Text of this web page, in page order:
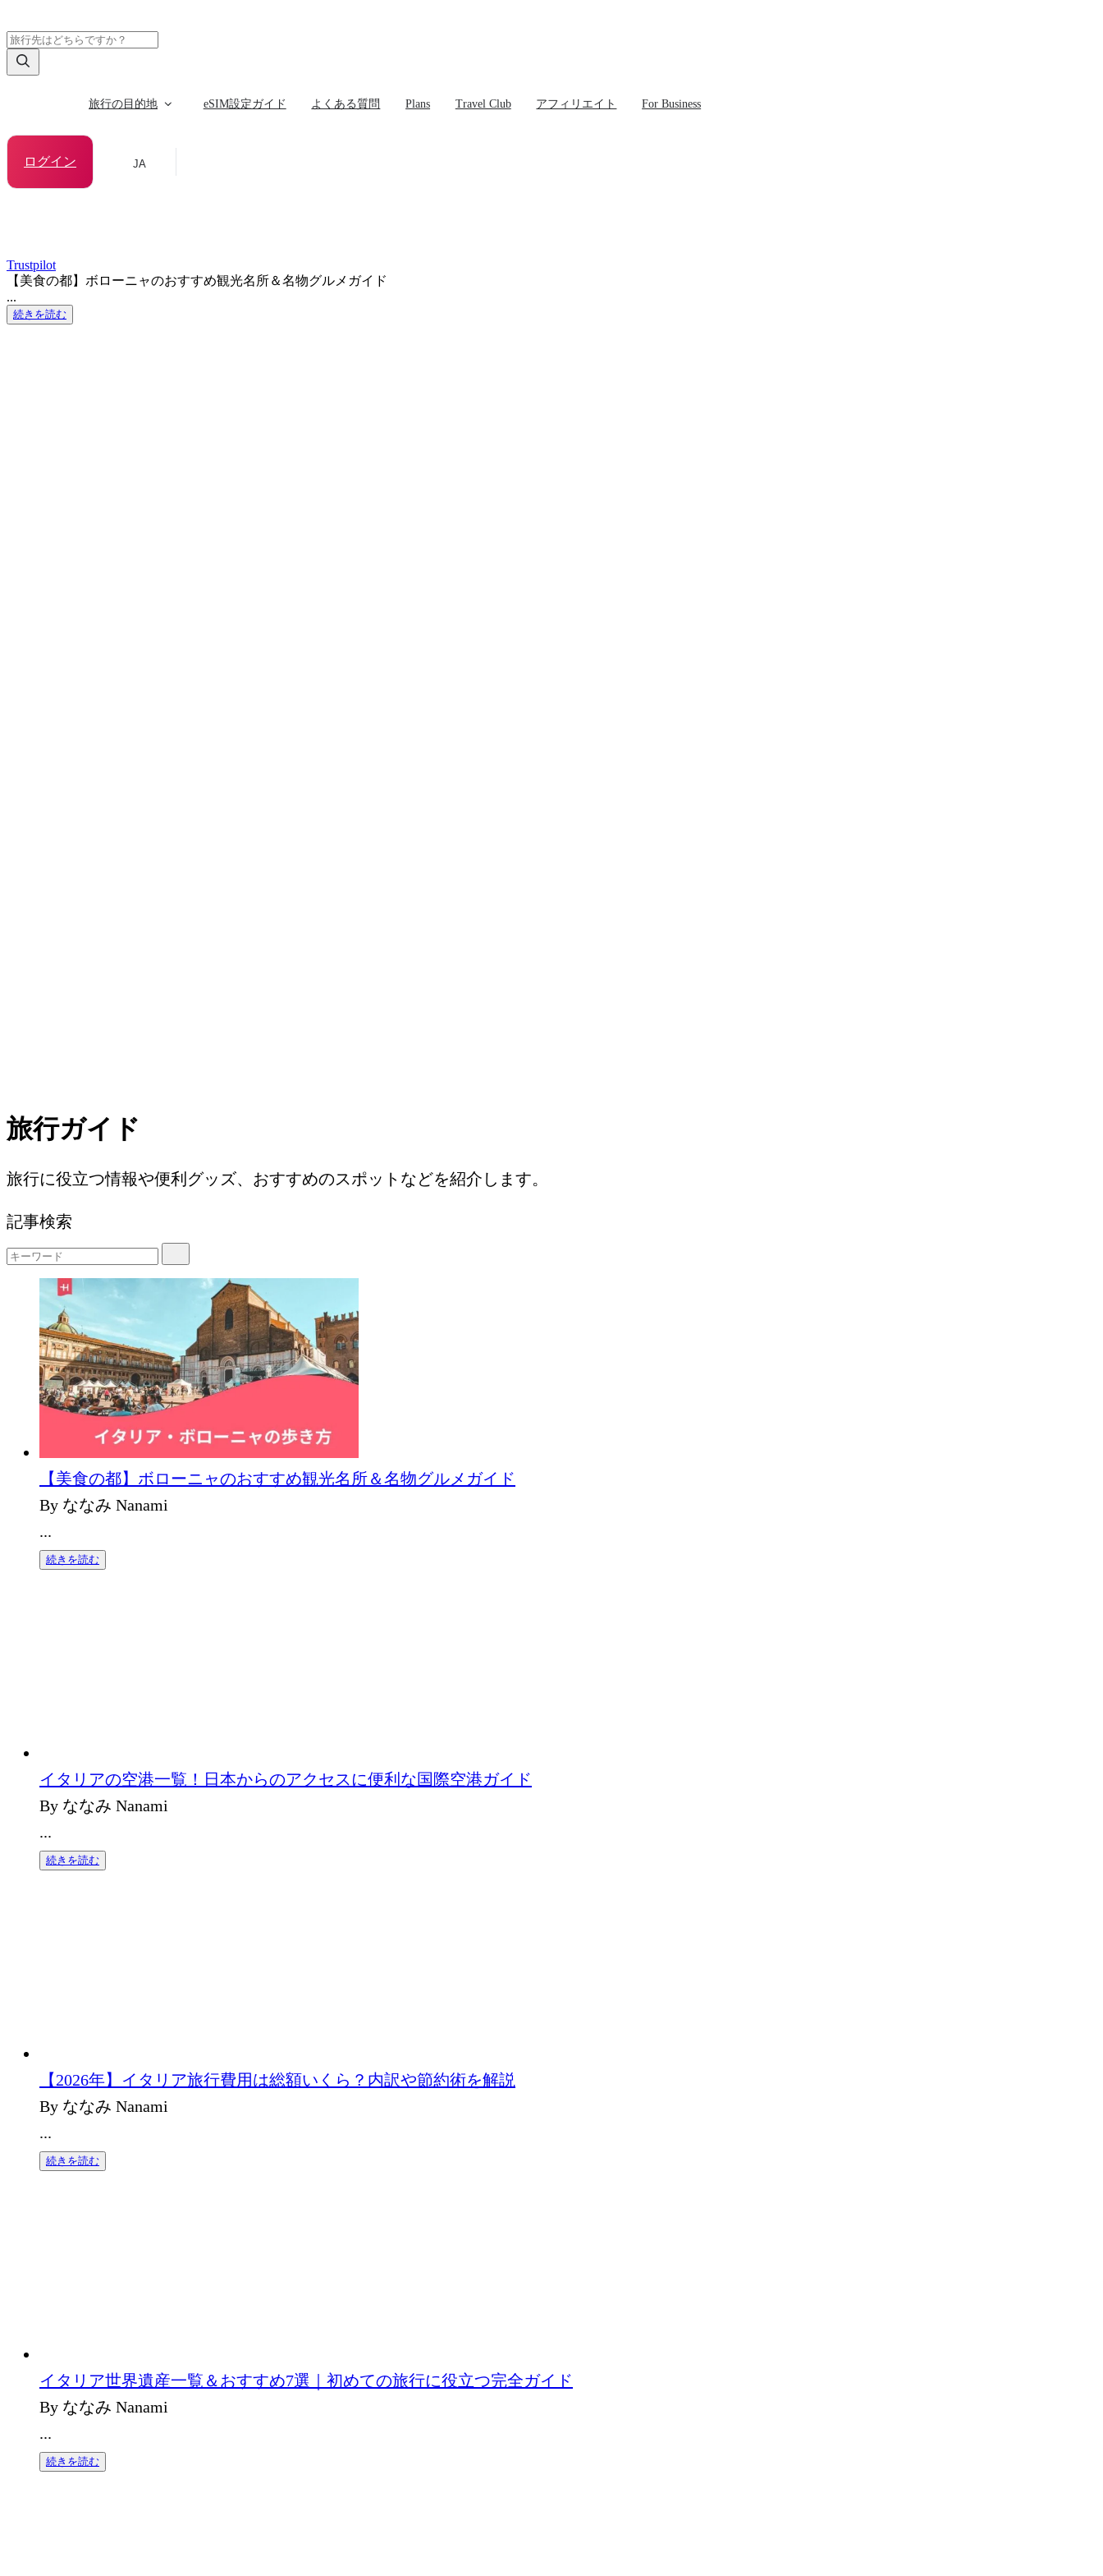
旅行の目的地 eSIM設定ガイド よくある質問 Plans Travel Club アフィリエイト For Business
ログイン JA
Trustpilot
【美食の都】ボローニャのおすすめ観光名所＆名物グルメガイド
...
続きを読む
旅行ガイド
旅行に役立つ情報や便利グッズ、おすすめのスポットなどを紹介します。
記事検索
【美食の都】ボローニャのおすすめ観光名所＆名物グルメガイド
By ななみ Nanami
...
続きを読む
イタリアの空港一覧！日本からのアクセスに便利な国際空港ガイド
By ななみ Nanami
...
続きを読む
【2026年】イタリア旅行費用は総額いくら？内訳や節約術を解説
By ななみ Nanami
...
続きを読む
イタリア世界遺産一覧＆おすすめ7選｜初めての旅行に役立つ完全ガイド
By ななみ Nanami
...
続きを読む